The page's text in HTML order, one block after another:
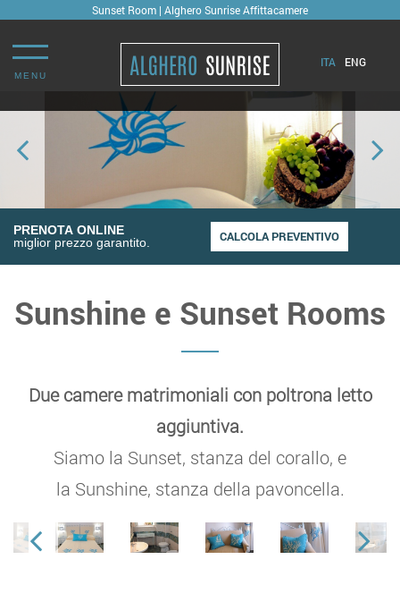
MENU
Sunset Room | Alghero Sunrise Affittacamere
ITA ENG
PRENOTA ONLINE
miglior prezzo garantito.
Sunshine e Sunset Rooms
Due camere matrimoniali con poltrona letto
aggiuntiva.
Siamo la Sunset, stanza del corallo, e
la Sunshine, stanza della pavoncella.